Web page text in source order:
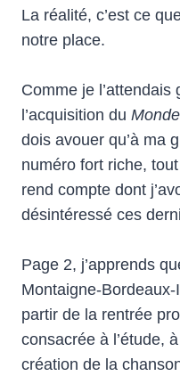
La réalité, c’est ce
notre place.
Comme je l’attendais
l’acquisition du Monde
dois avouer qu’à ma
numéro fort riche,
rend compte dont
désintéressé ces
Page 2, j’apprends
Montaigne-
partir de la rentrée
consacrée à l’étude,
création de la